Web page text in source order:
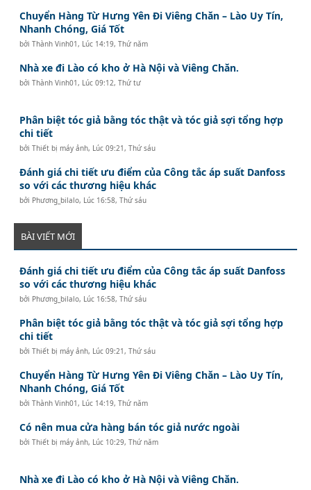
Chuyển Hàng Từ Hưng Yên Đi Viêng Chăn – Lào Uy Tín,
Nhanh Chóng, Giá Tốt
bởiThành Vinh01, Lúc 14:19, Thứ năm
Nhà xe đi Lào có kho ở Hà Nội và Viêng Chăn.
bởiThành Vinh01, Lúc 09:12, Thứ tư
Phân biệt tóc giả bằng tóc thật và tóc giả sợi tổng hợp
chi tiết
bởiThiết bị máy ảnh, Lúc 09:21, Thứ sáu
Đánh giá chi tiết ưu điểm của Công tắc áp suất Danfoss
so với các thương hiệu khác
bởi Phương_bilalo, Lúc 16:58, Thứ sáu
BÀI VIẾT MỚI
Đánh giá chi tiết ưu điểm của Công tắc áp suất Danfoss
so với các thương hiệu khác
bởi Phương_bilalo, Lúc 16:58, Thứ sáu
Phân biệt tóc giả bằng tóc thật và tóc giả sợi tổng hợp
chi tiết
bởiThiết bị máy ảnh, Lúc 09:21, Thứ sáu
Chuyển Hàng Từ Hưng Yên Đi Viêng Chăn – Lào Uy Tín,
Nhanh Chóng, Giá Tốt
bởiThành Vinh01, Lúc 14:19, Thứ năm
Có nên mua cửa hàng bán tóc giả nước ngoài
bởiThiết bị máy ảnh, Lúc 10:29, Thứ năm
Nhà xe đi Lào có kho ở Hà Nội và Viêng Chăn.